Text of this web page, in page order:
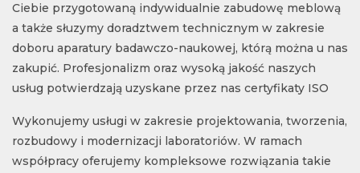
Ciebie przygotowaną indywidualnie zabudowę meblową
a także słuzymy doradztwem technicznym w zakresie
doboru aparatury badawczo-naukowej, którą można u nas
zakupić. Profesjonalizm oraz wysoką jakość naszych
usług potwierdzają uzyskane przez nas certyfikaty ISO
Wykonujemy usługi w zakresie projektowania, tworzenia,
rozbudowy i modernizacji laboratoriów. W ramach
współpracy oferujemy kompleksowe rozwiązania takie